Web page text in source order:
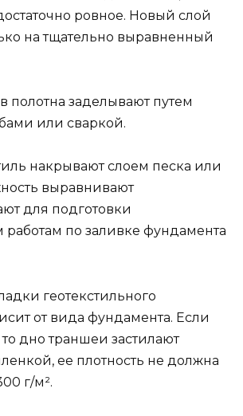
ровное. Новый слой
на тщательно выравненный
полотна заделывают путем
или сваркой.
накрывают слоем песка или
выравнивают
для подготовки
по заливке фундамента
геотекстильного
от вида фундамента. Если
дно траншеи застилают
ее плотность не должна
г/м².